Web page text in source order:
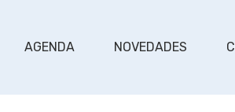
AGENDA NOVEDADES